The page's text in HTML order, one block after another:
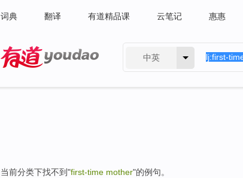
词典 翻译 有道精品课 云笔记 惠惠
中英
当前分类下找不到"first-time mother"的例句。